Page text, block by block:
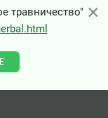
×
травничество"×